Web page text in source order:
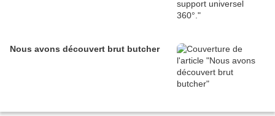
Nous avons découvert brut butcher